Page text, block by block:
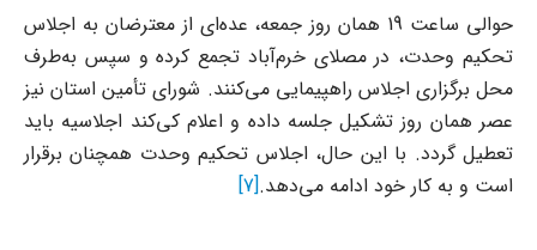
حوالی ساعت 19 همان روز جمعه، عده‌ای از معترضان به اجلاس
تحکیم وحدت، در مصلای خرم‌آباد تجمع کرده و سپس به‌طرف
محل برگزاری اجلاس راهپیمایی می‌کنند. شورای تأمین استان نیز
عصر همان روز تشکیل جلسه داده و اعلام کی‌کند اجلاسیه باید
تعطیل گردد. با این حال، اجلاس تحکیم وحدت همچنان برقرار
است و به کار خود ادامه می‌دهد.[7]